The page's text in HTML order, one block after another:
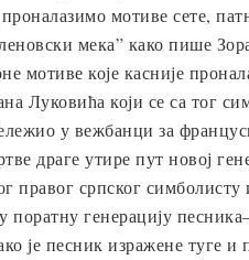
мотиве сете,
мека” како пише
мотиве које касније
који се са тог
у вежбанци за
драге утире пут новој
српског симболисту
генерацију
је песник изражене туге